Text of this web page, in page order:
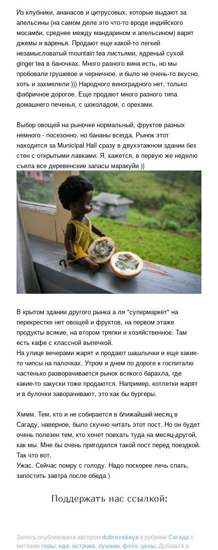
Из клубники, ананасов и цитрусовых, которые выдают за
апельсины (на самом деле это что-то вроде индийского
мосамби, среднее между мандарином и апельсином) варят
джемы и варенья. Продают еще какой-то легкий
незамысловатый mountain tea листьями, ядреный сухой
ginger tea в баночках. Много разного вина есть, но мы
пробовали грушевое и черничное, и было не очень-то вкусно,
хоть и захмелели ))) Народного виноградного нет, только
фабричное дорогое. Еще продают много разного типа
домашнего печенья, с шоколадом, с орехами.
Выбор овощей на рыночке нормальный, фруктов разных
немного - посезонно, но бананы всегда. Рынок этот
находится за Municipal Hall сразу в двухэтажном здании без
стен с открытыми лавками. Я, кажется, в первую же неделю
съела все деревенские запасы маракуйи ))
В крытом здании другого рынка а ля "супермаркет" на
перекрестке нет овощей и фруктов, на первом этаже
продукты всякие, на втором тряпки и хозяйственное. Там
есть кафе с классной выпечкой.
На улице вечерами жарят и продают шашлычки и еще какие-
то чипсы на палочках. Утром и днем по дороге к госпиталю
частенько разворачивается рынок всякого барахла, где
какие-то закуски тоже продаются. Например, котлетки жарят
и в булочки заворачивают, это как бы бургеры.
Хммм. Тем, кто и не собирается в ближайший месяц в
Сагаду, наверное, было скучно читать этот пост. Но он будет
очень полезен тем, кто хочет поехать туда на месяц-другой,
как мы. Мне бы очень пригодился такой пост перед поездкой.
Так что вот.
Ужас. Сейчас помру с голоду. Надо поскорее лечь спать,
запостить завтра после обеда )
Поддержать нас ссылкой:
Запись опубликована авторомdubrovskaya в рубрикеСагадас
метками горы ,еда ,острова пушкин ,фото цены . Добавьте в